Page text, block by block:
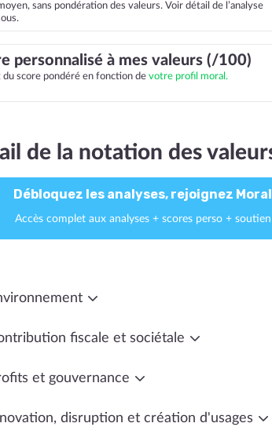
sans pondération des valeurs. Voir détail de l’analyse
personnalisé à mes valeurs (/100)
du score pondéré en fonction de votre profil moral.
de la notation des
Débloquez les analyses, rejoignez
Accès complet aux analyses + scores perso +
fiscale et sociétale
et gouvernance
disruption et création d'usages